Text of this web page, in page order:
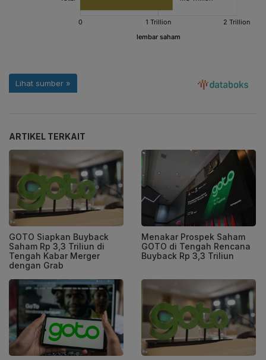
ARTIKEL TERKAIT
GOTO Siapkan Buyback
Saham Rp 3,3 Triliun di
Tengah Kabar Merger
dengan Grab
Menakar Prospek Saham
GOTO di Tengah Rencana
Buyback Rp 3,3 Triliun